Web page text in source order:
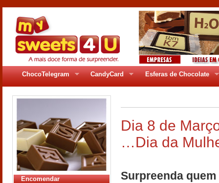
ChocoTelegram CandyCard Esferas de Chocolate
Encomendar
Dia 8 de
…Dia da
Surpreenda